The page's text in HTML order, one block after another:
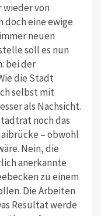
von
doch eine ewige
neuen
soll es nun
bei der
die Stadt
selbst mit
als Nachsicht.
noch das
– obwohl
Nein, die
anerkannte
zu einem
Die Arbeiten
Resultat werde